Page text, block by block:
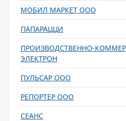
МОБИЛ МАРКЕТ ООО
ПАПАРАЦЦИ
ПРОИЗВОДСТВЕННО-
ЭЛЕКТРОН
ПУЛЬСАР ООО
РЕПОРТЕР ООО
СЕАНС